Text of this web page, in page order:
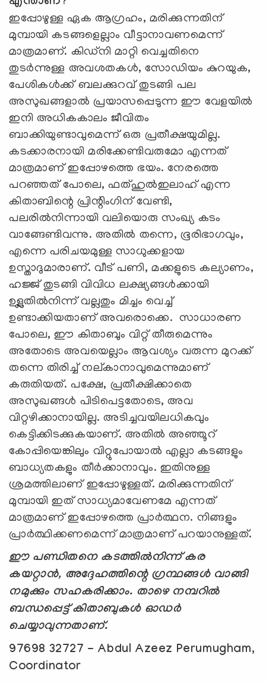
ഇപ്പോഴുള്ള ഏക ആഗ്രഹം, മരിക്കുന്നതിന്
മുമ്പായി കടങ്ങളെല്ലാം വീട്ടാനാവണമെന്ന്
മാത്രമാണ്. കിഡ്നി മാറ്റി വെച്ചതിനെ
തുടര്‍ന്നുള്ള അവശതകള്‍, സോഡിയം കുറയുക,
പേശികള്‍ക്ക് ബലക്കുറവ് തുടങ്ങി പല
അസുഖങ്ങളാല്‍ പ്രയാസപ്പെടുന്ന ഈ വേളയില്‍
ഇനി അധികകാലം ജീവിതം
ബാക്കിയുണ്ടാവുമെന്ന് ഒരു പ്രതീക്ഷയുമില്ല.
കടക്കാരനായി മരിക്കേണ്ടിവരുമോ എന്നത്
മാത്രമാണ് ഇപ്പോഴത്തെ ഭയം. നേരത്തെ
പറഞ്ഞത് പോലെ, ഫത്ഹുല്‍ഇലാഹ് എന്ന
കിതാബിന്റെ പ്രിന്റിംഗിന് വേണ്ടി,
പലരില്‍നിന്നായി വലിയൊരു സംഖ്യ കടം
വാങ്ങേണ്ടിവന്നു. അതില്‍ തന്നെ, ഭൂരിഭാഗവും,
എന്നെ പരിചയമുള്ള സാധുക്കളായ
ഉസ്താദുമാരാണ്. വീട് പണി, മക്കളുടെ കല്യാണം,
ഹജ്ജ് തുടങ്ങി വിവിധ ലക്ഷ്യങ്ങള്‍ക്കായി
ഉള്ലതില്‍നിന്ന് വല്ലതും മിച്ചം വെച്ച്
ഉണ്ടാക്കിയതാണ് അവരൊക്കെ. സാധാരണ
പോലെ, ഈ കിതാബും വിറ്റ് തീരുമെന്നും
അതോടെ അവയെല്ലാം ആവശ്യം വരുന്ന മുറക്ക്
തന്നെ തിരിച്ച് നല്കാനാവുമെന്നുമാണ്
കരുതിയത്. പക്ഷേ, പ്രതീക്ഷിക്കാതെ
അസുഖങ്ങള്‍ പിടിപെട്ടതോടെ, അവ
വിറ്റഴിക്കാനായില്ല. അടിച്ചവയിലധികവും
കെട്ടിക്കിടക്കുകയാണ്. അതില്‍ അഞ്ഞൂറ്
കോപ്പിയെങ്കിലും വിറ്റുപോയാല്‍ എല്ലാ കടങ്ങളും
ബാധ്യതകളും തീര്‍ക്കാനാവും. ഇതിനുള്ള
ശ്രമത്തിലാണ് ഇപ്പോഴുള്ളത്. മരിക്കുന്നതിന്
മുമ്പായി ഇത് സാധ്യമാവേണമേ എന്നത്
മാത്രമാണ് ഇപ്പോഴത്തെ പ്രാര്‍ത്ഥന. നിങ്ങളും
പ്രാര്‍ത്ഥിക്കണമെന്ന് മാത്രമാണ് പറയാനുള്ളത്.
ഈ പണ്ഡിതനെ കടത്തില്‍നിന്ന് കര
കയറ്റാന്‍, അദ്ദേഹത്തിന്റെ ഗ്രന്ഥങ്ങള്‍ വാങ്ങി
നമുക്കും സഹകരിക്കാം. താഴെ നമ്പറില്‍
ബന്ധപ്പെട്ട് കിതാബുകള്‍ ഓഡര്‍
ചെയ്യാവുന്നതാണ്.
97698 32727 - Abdul Azeez Perumugham,
Coordinator